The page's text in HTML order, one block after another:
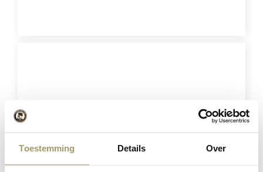
Toestemming Details Over